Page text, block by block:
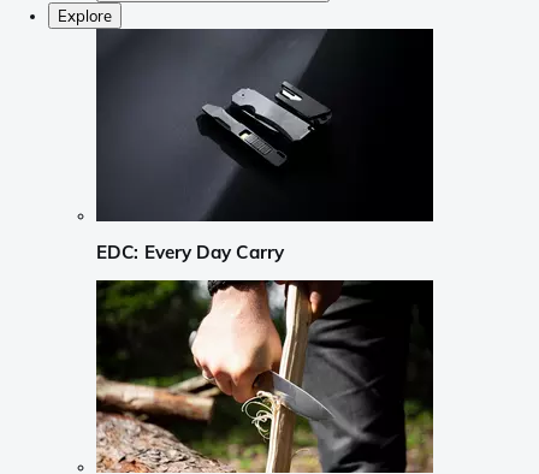
Explore
EDC: Every Day Carry